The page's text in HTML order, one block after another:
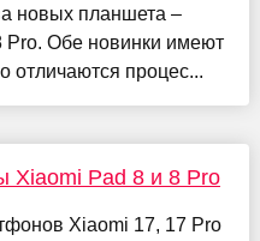
новых планшета –
Pro. Обе новинки имеют
отличаются процес...
Xiaomi Pad 8 и 8 Pro
Xiaomi 17, 17 Pro